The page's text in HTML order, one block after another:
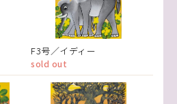
F3号／イディー
sold out